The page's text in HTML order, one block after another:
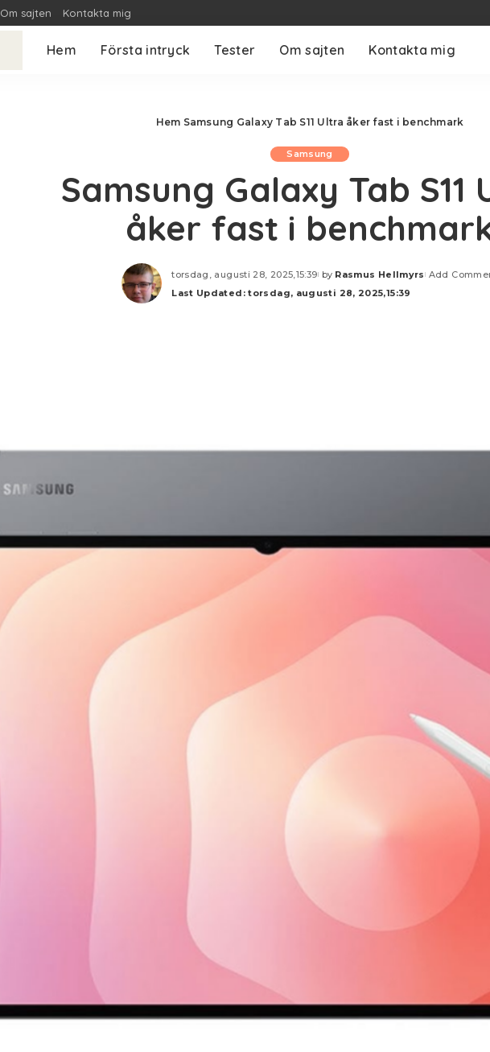
Om sajten Kontakta mig
Hem Första intryck Tester Om sajten Kontakta mig
Hem Samsung Galaxy Tab S11 Ultra åker fast i benchmark
Samsung
Samsung Galaxy Tab S11
åker fast i
torsdag, augusti 28, 2025,15:39
Posted
by
by Rasmus Hellmyrs Add
Last Updated: torsdag, augusti 28, 2025,15:39